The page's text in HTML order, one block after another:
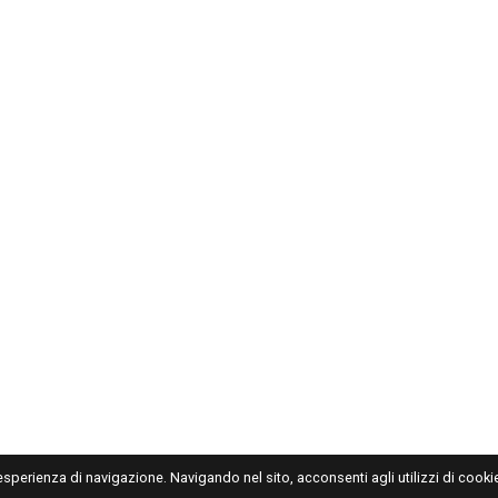
di navigazione. Navigando nel sito, acconsenti agli utilizzi di